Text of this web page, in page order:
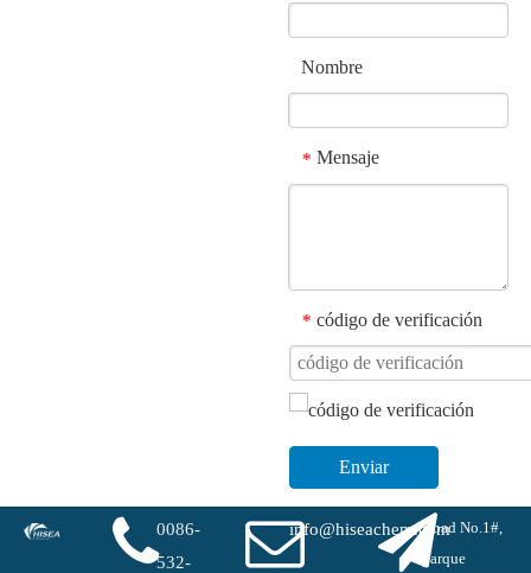
Nombre
* Mensaje
* código de verificación
Enviar
0086-
532-
info@hiseachem.comRoad No.1#,
parque